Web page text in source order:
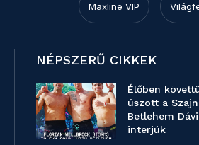
Maxline VIP
NÉPSZERŰ CIKKEK
Élőben
úszott a
Betlehem
interjúk